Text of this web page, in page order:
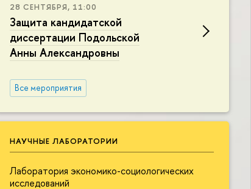
28 СЕНТЯБРЯ, 11:00
Защита кандидатской
диссертации Подольской
Анны Александровны
Все мероприятия
НАУЧНЫЕ ЛАБОРАТОРИИ
Лаборатория экономико-социологических
исследований